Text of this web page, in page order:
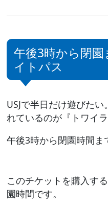
午後3時から閉
イトパス
USJで半日だけ遊びた
れているのが『トワイ
午後3時から閉園時間ま
このチケットを購入す
園時間です。